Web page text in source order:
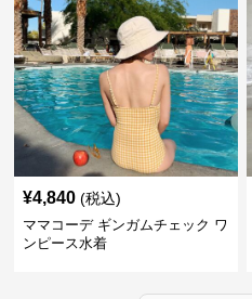
¥4,840 (税込)
ママコーデ ギンガムチェック ワ
ンピース水着